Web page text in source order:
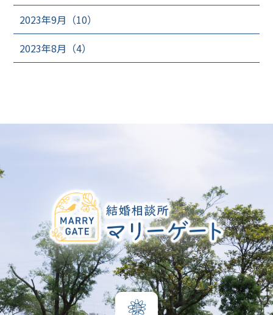
2023年9月（10）
2023年8月（4）